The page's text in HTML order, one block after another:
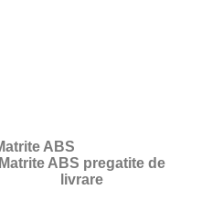
Matrite ABS pregatite de
livrare